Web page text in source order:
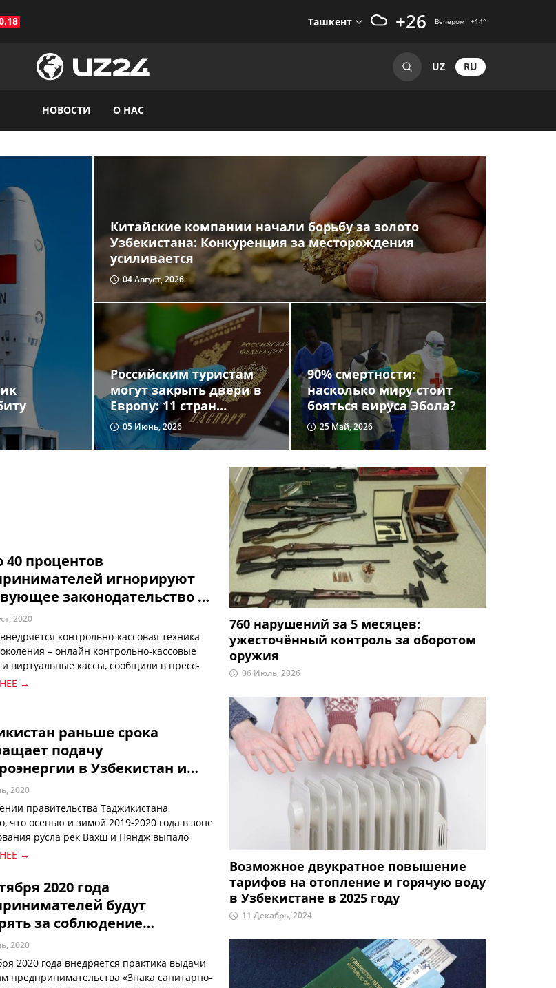
Ташкент +26 Вечером +14°
UZ RU
НОВОСТИ О НАС
Китайские компании начали борьбу за золото
Узбекистана: Конкуренция за месторождения
усиливается
04 Август, 2026
Российским туристам
могут закрыть двери в
Европу: 11 стран
требуют новых
ограничений
05 Июнь, 2026
90% смертности:
насколько миру стоит
бояться вируса Эбола?
25 Май, 2026
40 процентов
игнорируют
законодательство в
онлайн-касс
2020
контрольно-кассовая техника
– онлайн контрольно-кассовые
виртуальные кассы, сообщили в пресс-
→
раньше срока
подачу
в Узбекистан и
2020
правительства Таджикистана
что осенью и зимой 2019-2020 года в зоне
русла рек Вахш и Пяндж выпало
снега, что составило 50 процентов
→
2020 года
будут
за соблюдение
правил
2020
2020 года внедряется практика выдачи
предпринимательства «Знака санитарно-
760 нарушений за 5 месяцев:
ужесточённый контроль за оборотом
оружия
06 Июль, 2026
Возможное двукратное повышение
тарифов на отопление и горячую воду
в Узбекистане в 2025 году
11 Декабрь, 2024